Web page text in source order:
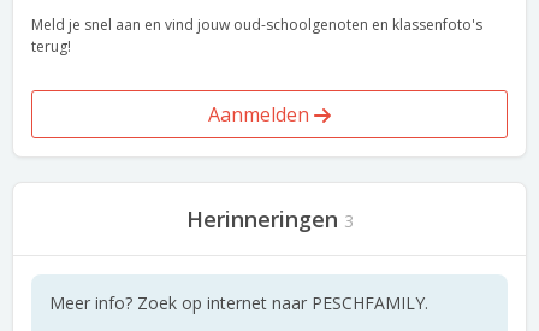
Meld je snel aan en vind jouw oud-schoolgenoten en klassenfoto's
terug!
Aanmelden
Herinneringen 3
Meer info? Zoek op internet naar PESCHFAMILY.